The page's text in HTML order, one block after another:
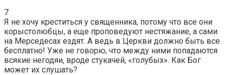
7
Я не хочу креститься у священника, потому что все они
корыстолюбцы, а еще проповедуют нестяжание, а сами
на Мерседесах ездят. А ведь в Церкви должно быть все
бесплатно! Уже не говорю, что между ними попадаются
всякие негодяи, вроде стукачей, «голубых». Как Бог
может их слушать?